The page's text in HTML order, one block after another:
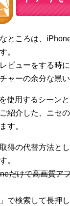
ところは、
。
ビューをする時
ャーの余分な黒
使用するシーン
紹介した、ニセ
す。
得の代替方法と
。
だけで高画質ア
で検索して長押